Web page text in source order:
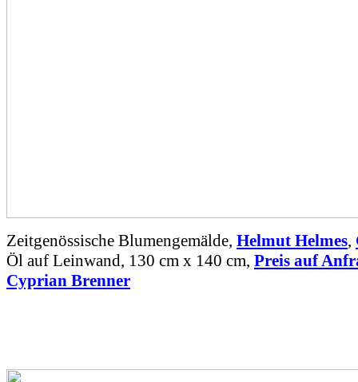
Zeitgenössische Blumengemälde, Helmut Helmes,
Öl auf Leinwand, 130 cm x 140 cm, Preis auf
Cyprian Brenner